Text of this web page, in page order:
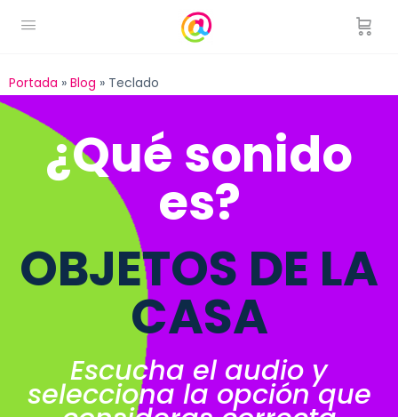
Portada » Blog » Teclado
¿Qué sonido
es?
OBJETOS DE LA
CASA
Escucha el audio y
selecciona la opción que